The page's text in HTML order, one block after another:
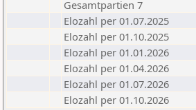
Gesamtpartien 7
Elozahl per 01.07.2025
Elozahl per 01.10.2025
Elozahl per 01.01.2026
Elozahl per 01.04.2026
Elozahl per 01.07.2026
Elozahl per 01.10.2026